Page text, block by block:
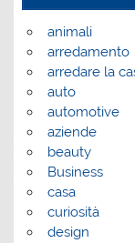
animali
arredamento
arredare la
auto
automotive
aziende
beauty
Business
casa
curiosità
design